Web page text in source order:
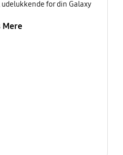
for din Galaxy